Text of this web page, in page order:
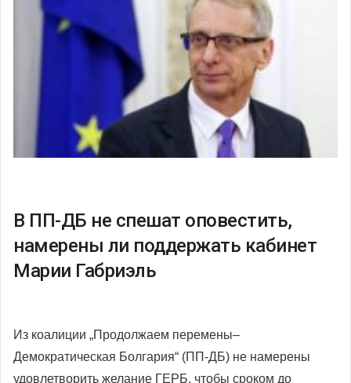
В ПП-ДБ не спешат оповестить,
намерены ли поддержать кабинет
Марии Габриэль
Из коалиции „Продолжаем перемены–
Демократическая Болгария“ (ПП-ДБ) не намерены
удовлетворить желание ГЕРБ, чтобы сроком до